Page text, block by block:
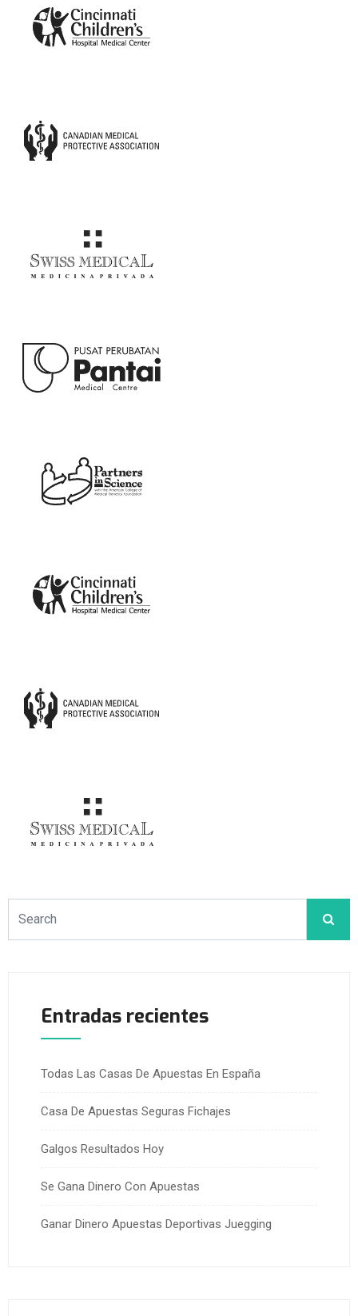
Entradas recientes
Todas Las Casas De Apuestas En España
Casa De Apuestas Seguras Fichajes
Galgos Resultados Hoy
Se Gana Dinero Con Apuestas
Ganar Dinero Apuestas Deportivas Juegging